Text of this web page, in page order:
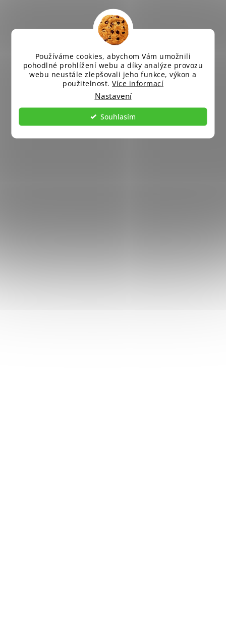
Používáme cookies, abychom Vám umožnili
pohodlné prohlížení webu a díky analýze provozu
webu neustále zlepšovali jeho funkce, výkon a
použitelnost. Více informací
Nastavení
Souhlasím